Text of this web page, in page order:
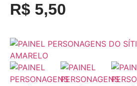
R$ 5,50